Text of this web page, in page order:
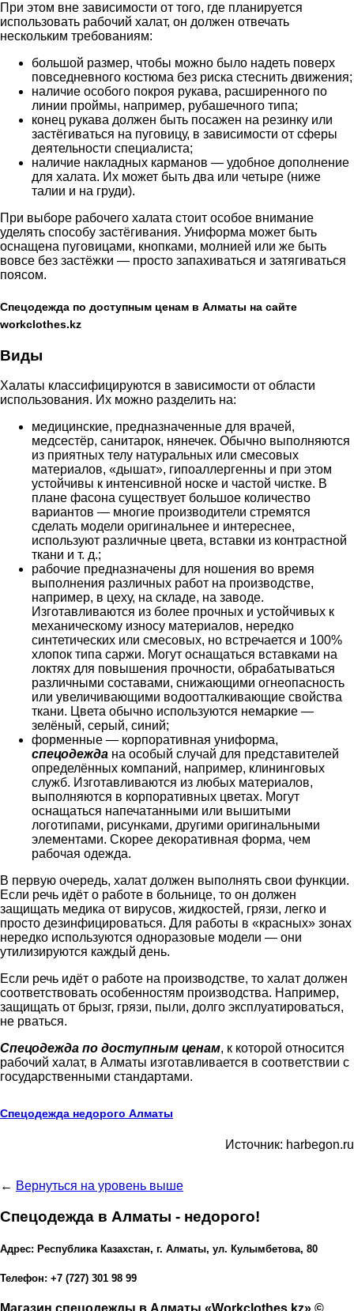
При этом вне зависимости от того, где планируется
использовать рабочий халат, он должен отвечать
нескольким требованиям:
большой размер, чтобы можно было надеть поверх
повседневного костюма без риска стеснить движения;
наличие особого покроя рукава, расширенного по
линии проймы, например, рубашечного типа;
конец рукава должен быть посажен на резинку или
застёгиваться на пуговицу, в зависимости от сферы
деятельности специалиста;
наличие накладных карманов — удобное дополнение
для халата. Их может быть два или четыре (ниже
талии и на груди).
При выборе рабочего халата стоит особое внимание
уделять способу застёгивания. Униформа может быть
оснащена пуговицами, кнопками, молнией или же быть
вовсе без застёжки — просто запахиваться и затягиваться
поясом.
Спецодежда по доступным ценам в Алматы на сайте
workclothes.kz
Виды
Халаты классифицируются в зависимости от области
использования. Их можно разделить на:
медицинские, предназначенные для врачей,
медсестёр, санитарок, нянечек. Обычно выполняются
из приятных телу натуральных или смесовых
материалов, «дышат», гипоаллергенны и при этом
устойчивы к интенсивной носке и частой чистке. В
плане фасона существует большое количество
вариантов — многие производители стремятся
сделать модели оригинальнее и интереснее,
используют различные цвета, вставки из контрастной
ткани и т. д.;
рабочие предназначены для ношения во время
выполнения различных работ на производстве,
например, в цеху, на складе, на заводе.
Изготавливаются из более прочных и устойчивых к
механическому износу материалов, нередко
синтетических или смесовых, но встречается и 100%
хлопок типа саржи. Могут оснащаться вставками на
локтях для повышения прочности, обрабатываться
различными составами, снижающими огнеопасность
или увеличивающими водоотталкивающие свойства
ткани. Цвета обычно используются немаркие —
зелёный, серый, синий;
форменные — корпоративная униформа,
спецодежда на особый случай для представителей
определённых компаний, например, клининговых
служб. Изготавливаются из любых материалов,
выполняются в корпоративных цветах. Могут
оснащаться напечатанными или вышитыми
логотипами, рисунками, другими оригинальными
элементами. Скорее декоративная форма, чем
рабочая одежда.
В первую очередь, халат должен выполнять свои функции.
Если речь идёт о работе в больнице, то он должен
защищать медика от вирусов, жидкостей, грязи, легко и
просто дезинфицироваться. Для работы в «красных» зонах
нередко используются одноразовые модели — они
утилизируются каждый день.
Если речь идёт о работе на производстве, то халат должен
соответствовать особенностям производства. Например,
защищать от брызг, грязи, пыли, долго эксплуатироваться,
не рваться.
Спецодежда по доступным ценам, к которой относится
рабочий халат, в Алматы изготавливается в соответствии с
государственными стандартами.
Спецодежда недорого Алматы
Источник: harbegon.ru
← Вернуться на уровень выше
Спецодежда в Алматы - недорого!
Адрес: Республика Казахстан, г. Алматы, ул. Кулымбетова, 80
Телефон: +7 (727) 301 98 99